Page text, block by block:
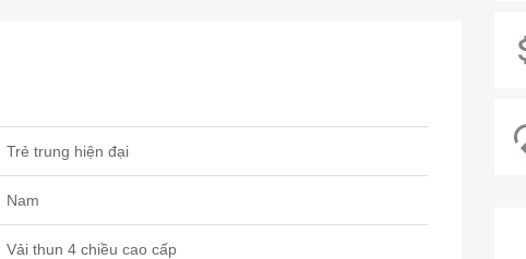
Trẻ trung hiện đại
Nam
Vải thun 4 chiều cao cấp